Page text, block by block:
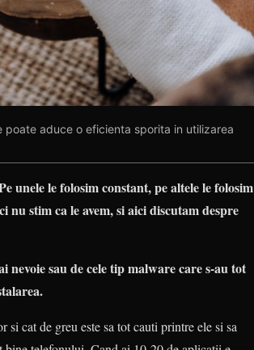
aduce o eficienta sporita in utilizarea
unele le folosim constant, pe altele le folosim
stim ca le avem, si aici discutam despre
sau de cele tip malware care s-au tot
cat de greu este sa tot cauti printre ele si sa